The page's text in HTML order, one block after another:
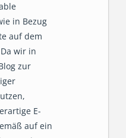
in Bezug
auf dem
wir in
zur
E-
auf ein